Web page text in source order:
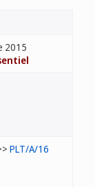
2015
PLT/A/16